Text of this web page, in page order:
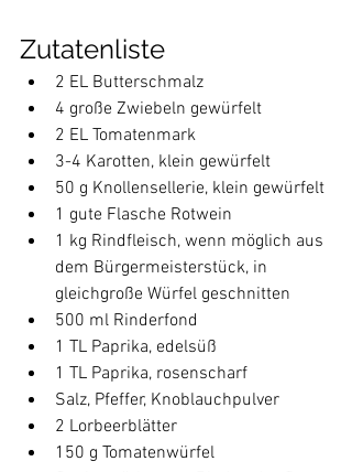
Zutatenliste
2 EL Butterschmalz
4 große Zwiebeln gewürfelt
2 EL Tomatenmark
3-4 Karotten, klein gewürfelt
50 g Knollensellerie, klein gewürfelt
1 gute Flasche Rotwein
1 kg Rindfleisch, wenn möglich aus
dem Bürgermeisterstück, in
gleichgroße Würfel geschnitten
500 ml Rinderfond
1 TL Paprika, edelsüß
1 TL Paprika, rosenscharf
Salz, Pfeffer, Knoblauchpulver
2 Lorbeerblätter
150 g Tomatenwürfel